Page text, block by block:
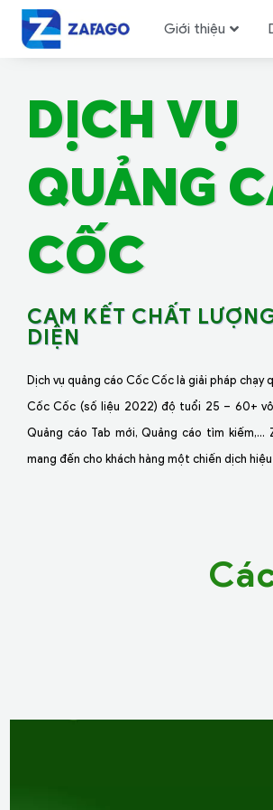
Giới thiệu
DỊCH VỤ
QUẢNG
CỐC
CAM KẾT CHẤT
DIỆN
Dịch vụ quảng cáo Cốc Cốc là giải pháp
Cốc Cốc (số liệu 2022) độ tuổi 25 – 60+
Quảng cáo Tab mới, Quảng cáo tìm
mang đến cho khách hàng một chiến dịch